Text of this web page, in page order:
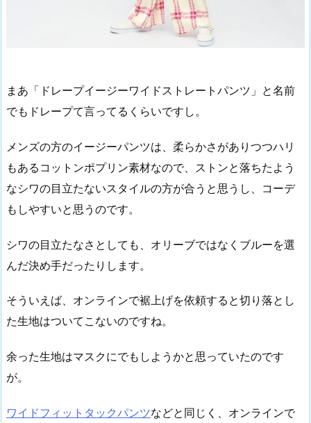
まあ「ドレープイージーワイドストレートパンツ」と名前
でもドレープて言ってるくらいですし。
メンズの方のイージーパンツは、柔らかさがありつつハリ
もあるコットンポプリン素材なので、ストンと落ちたよう
なシワの目立たないスタイルの方が合うと思うし、コーデ
もしやすいと思うのです。
シワの目立たなさとしても、オリーブではなくブルーを選
んだ決め手だったりします。
そういえば、オンラインで裾上げを依頼すると切り落とし
た生地はついてこないのですね。
余った生地はマスクにでもしようかと思っていたのです
が。
ワイドフィットタックパンツなどと同じく、オンラインで